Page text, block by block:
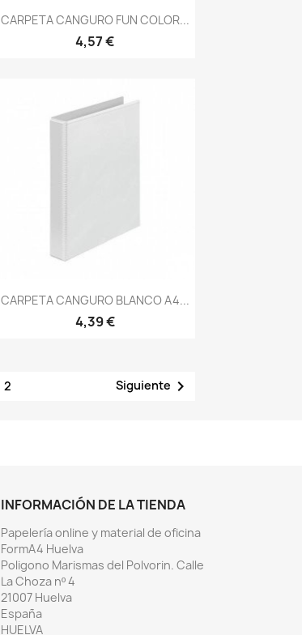
Vista rápida
CARPETA CANGURO FUN COLOR...
4,57 €
Vista rápida
CARPETA CANGURO BLANCO A4...
4,39 €
2 Siguiente 
INFORMACIÓN DE LA TIENDA
Papelería online y material de oficina
FormA4 Huelva
Poligono Marismas del Polvorin. Calle
La Choza nº 4
21007 Huelva
España
HUELVA